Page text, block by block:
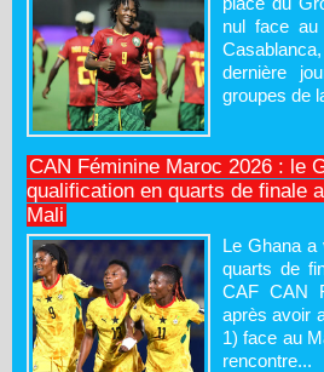
nul face au
dernière
groupes de
CAN Féminine Maroc 2026 : le
qualification en quarts de finale
Mali
Le Ghana a
quarts de
CAF CAN
après avoir
1) face au
rencontre...